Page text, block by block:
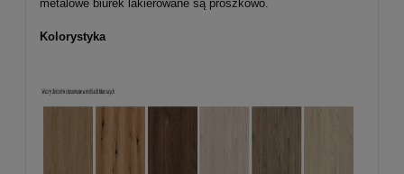
metalowe biurek lakierowane są proszkowo.
Kolorystyka